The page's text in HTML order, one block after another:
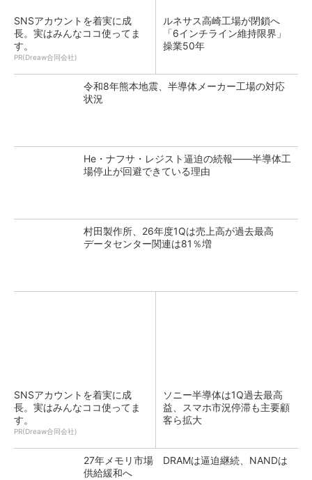
SNSアカウントを着実に成
長。実はみんなココ使ってま
す。
PR(Dreaw合同会社)
ルネサス高崎工場が閉鎖へ
「6インチライン維持限界」
操業50年
令和8年熊本地震、半導体メーカー工場の対応
状況
He・ナフサ・レジスト逼迫の続報――半導体工
場停止が回避できている理由
村田製作所、26年度1Qは売上高が過去最高
データセンター関連は81％増
SNSアカウントを着実に成
長。実はみんなココ使ってま
す。
PR(Dreaw合同会社)
ソニー半導体は1Q過去最高
益、スマホ市況停滞も主要顧
客ら拡大
27年メモリ市場 DRAMは逼迫継続、NANDは
供給緩和へ